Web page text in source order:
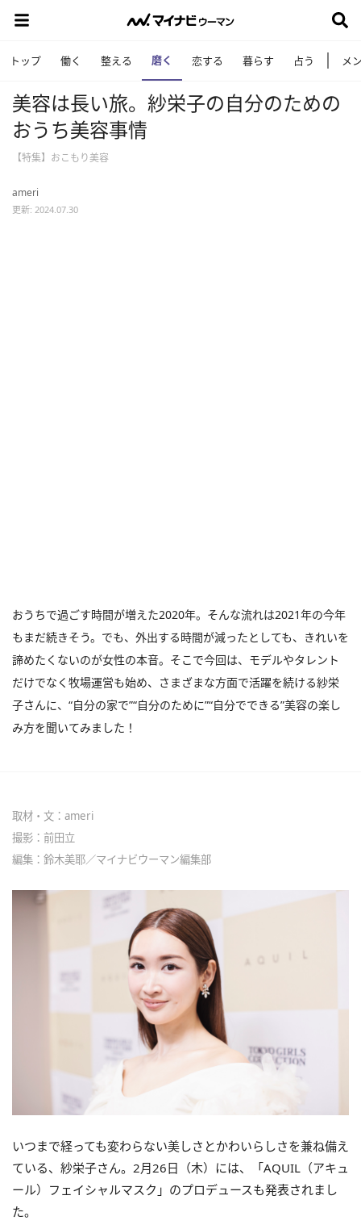
トップ 働く 整える 磨く 恋する 暮らす 占う メ
美容は長い旅。紗栄子の自分のための
おうち美容事情
【特集】おこもり美容
ameri
更新: 2024.07.30
おうちで過ごす時間が増えた2020年。そんな流れは2021年の今年
もまだ続きそう。でも、外出する時間が減ったとしても、きれいを
諦めたくないのが女性の本音。そこで今回は、モデルやタレント
だけでなく牧場運営も始め、さまざまな方面で活躍を続ける紗栄
子さんに、“自分の家で”“自分のために”“自分でできる”美容の楽し
み方を聞いてみました！
取材・文：ameri
撮影：前田立
編集：鈴木美耶／マイナビウーマン編集部
いつまで経っても変わらない美しさとかわいらしさを兼ね備え
ている、紗栄子さん。2月26日（木）には、「AQUIL（アキュ
ール）フェイシャルマスク」のプロデュースも発表されまし
た。